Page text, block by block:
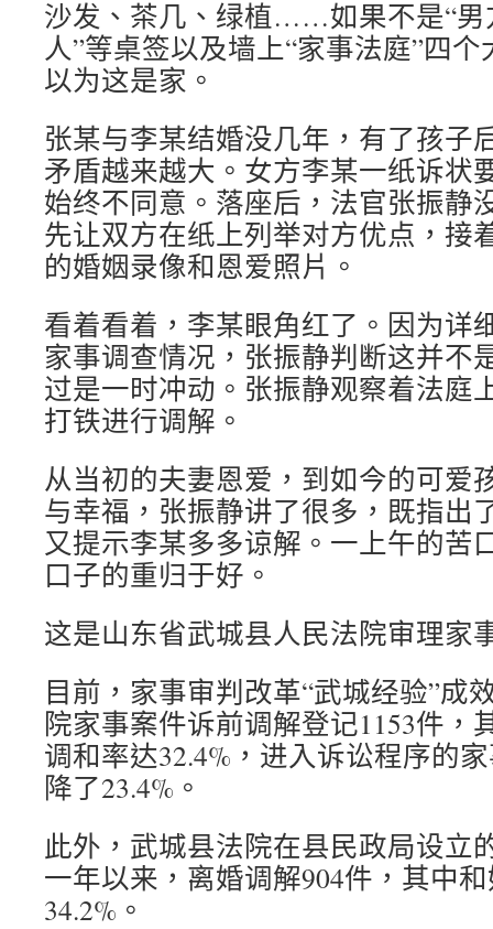
沙发、茶几、绿植……如果不是“男
人”等桌签以及墙上“家事法庭”四
以为这是家。
张某与李某结婚没几年，有了孩子
矛盾越来越大。女方李某一纸诉状
始终不同意。落座后，法官张振静
先让双方在纸上列举对方优点，接
的婚姻录像和恩爱照片。
看着看着，李某眼角红了。因为详
家事调查情况，张振静判断这并不
过是一时冲动。张振静观察着法庭
打铁进行调解。
从当初的夫妻恩爱，到如今的可
与幸福，张振静讲了很多，既指出
又提示李某多多谅解。一上午的苦
口子的重归于好。
这是山东省武城县人民法院审理家
目前，家事审判改革“武城经验”成
院家事案件诉前调解登记1153件，
调和率达32.4%，进入诉讼程序的
降了23.4%。
此外，武城县法院在县民政局设立
一年以来，离婚调解904件，其中
34.2%。